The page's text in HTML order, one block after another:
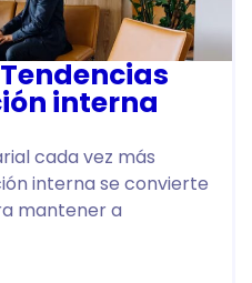
interna
cada vez más
interna se convierte
mantener a